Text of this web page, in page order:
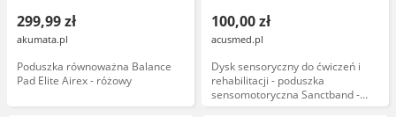
299,99 zł
akumata.pl
Poduszka równoważna Balance
Pad Elite Airex - różowy
100,00 zł
acusmed.pl
Dysk sensoryczny do ćwiczeń i
rehabilitacji - poduszka
sensomotoryczna Sanctband -
niebieski